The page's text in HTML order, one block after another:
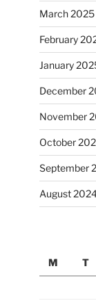
March 2025
February
January
December
November
October
September
August
M
T